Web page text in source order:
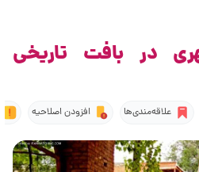
در بافت تاریخی
علاقه‌مندی‌ها افزودن اصلاحیه